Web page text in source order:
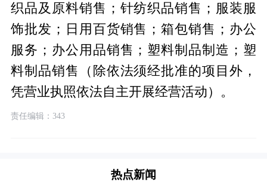
织品及原料销售；针纺织品销售；服装服
饰批发；日用百货销售；箱包销售；办公
服务；办公用品销售；塑料制品制造；塑
料制品销售（除依法须经批准的项目外，
凭营业执照依法自主开展经营活动）。
责任编辑：343
热点新闻